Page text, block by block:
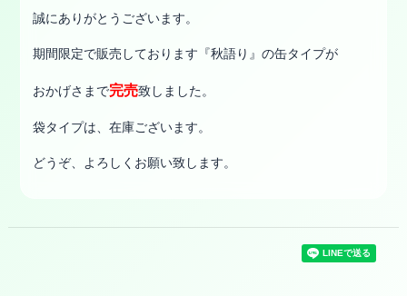
誠にありがとうございます。
期間限定で販売しております『秋語り』の缶タイプが
おかげさまで完売致しました。
袋タイプは、在庫ございます。
どうぞ、よろしくお願い致します。